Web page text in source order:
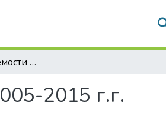
Анализ заболеваемости корью в Украине в 2005-2015 г.г.
2015 г.г.